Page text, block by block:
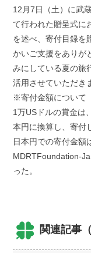
12月7日（土）に武
て行われた贈呈式に
を述べ、寄付目録を
かいご支援をありが
みにしている夏の旅
活用させていただき
※寄付金額について
1万USドルの賞金は
本円に換算し、寄付
日本円での寄付金額
MDRTFoundation-
った。
関連記事